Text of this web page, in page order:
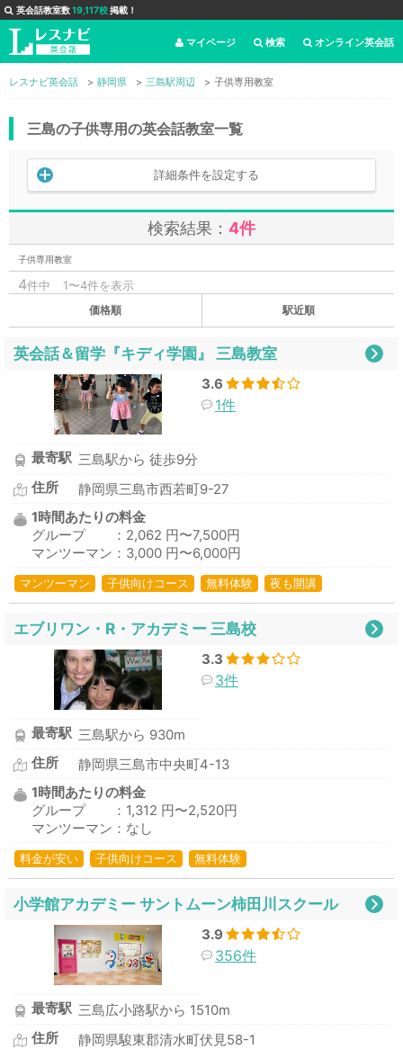
英会話教室数19,117校掲載！
オンライン英会話
検索
マイページ
レスナビ英会話 静岡県 三島駅周辺 子供専用教室
三島の子供専用の英会話教室一覧
詳細条件を設定する
検索結果： 4件
子供専用教室
4件中 1〜4件を表示
価格順 駅近順
英会話＆留学『キディ学園』 三島教室
3.6
1件
最寄駅 三島駅から 徒歩9分
住所
静岡県三島市西若町9-27
1時間あたりの料金
グループ ：2,062 円〜7,500円
マンツーマン：3,000 円〜6,000円
マンツーマン 子供向けコース 無料体験 夜も開講
エブリワン・R・アカデミー 三島校
3.3
3件
最寄駅 三島駅から 930m
住所
静岡県三島市中央町4-13
1時間あたりの料金
グループ ：1,312 円〜2,520円
マンツーマン：なし
料金が安い 子供向けコース 無料体験
小学館アカデミー サントムーン柿田川スクール
3.9
356件
最寄駅 三島広小路駅から 1510m
住所
静岡県駿東郡清水町伏見58-1